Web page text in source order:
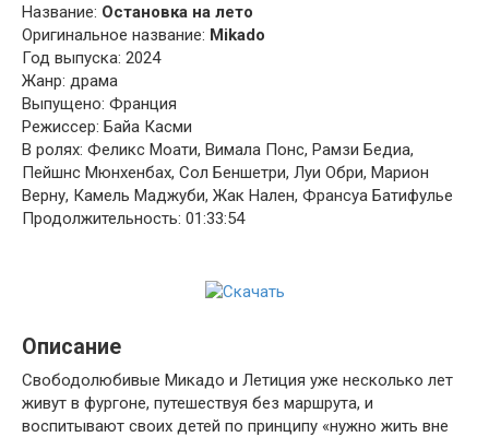
Название: Остановка на лето
Оригинальное название: Mikado
Год выпуска: 2024
Жанр: драма
Выпущено: Франция
Режиссер: Байа Касми
В ролях: Феликс Моати, Вимала Понс, Рамзи Бедиа,
Пейшнс Мюнхенбах, Сол Беншетри, Луи Обри, Марион
Верну, Камель Маджуби, Жак Нален, Франсуа Батифулье
Продолжительность: 01:33:54
Описание
Свободолюбивые Микадо и Летиция уже несколько лет
живут в фургоне, путешествуя без маршрута, и
воспитывают своих детей по принципу «нужно жить вне